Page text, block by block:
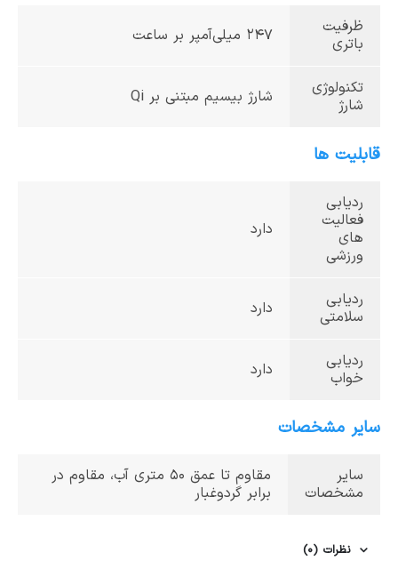
ظرفیت
باتری
247‎ میلی‌آمپر بر ساعت
تکنولوژی
شارژ
شارژ بی‎سیم مبتنی بر Qi
قابلیت ها
ردیابی
فعالیت
های
ورزشی
دارد
ردیابی
سلامتی
دارد
ردیابی
خواب
دارد
سایر مشخصات
سایر
مشخصات
مقاوم تا عمق 50 متری آب، مقاوم در
برابر گردوغبار
نظرات (0)